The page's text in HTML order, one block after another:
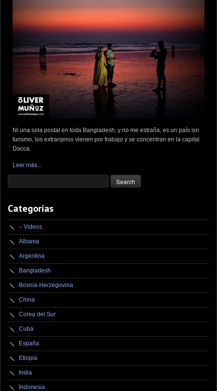
Ni una sola postal en toda Bangladesh, y no me estraña, es un país sin
turismo, los extranjeros vienen por trabajo y se concentran en la capital
Dacca.
Leer más...
Categorías
– Videos
Albania
Argentina
Bangladesh
Bosnia-Herzegovina
China
Corea del Sur
Cuba
España
Etiopia
India
Indonesia